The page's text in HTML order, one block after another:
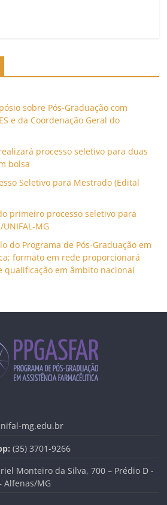
sobre Pós-Graduação com
e da Coordenação Geral do
realizará processo seletivo para duas
bolsa
Seletivo para Mestrado (Edital
primeiro processo seletivo para
UNIFAL-MG
do Programa de Pós-Graduação em
formato em rede proporcionará
qualificação em âmbito nacional
mg.edu.br
(35) 3701-9266
Monteiro da Silva, 700 – Prédio D -
Alfenas/MG